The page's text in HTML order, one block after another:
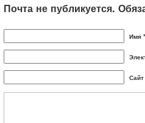
Почта не публикуется.
Имя *
Сайт